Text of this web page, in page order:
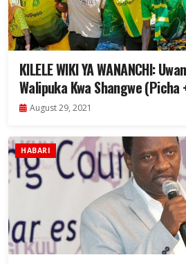
KILELE WIKI YA WANANCHI:
Walipuka Kwa Shangwe (Picha
August 29, 2021
HABARI